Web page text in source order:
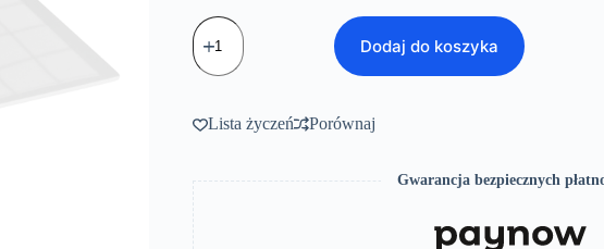
ilość
Nowoczesna
Umywalka
Meblowa
Minnesota
1000mm
Dodaj do koszyka
Lista życzeń Porównaj
Gwarancja bezpiecznych